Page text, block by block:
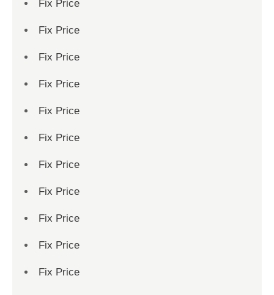
Fix Price
Fix Price
Fix Price
Fix Price
Fix Price
Fix Price
Fix Price
Fix Price
Fix Price
Fix Price
Fix Price